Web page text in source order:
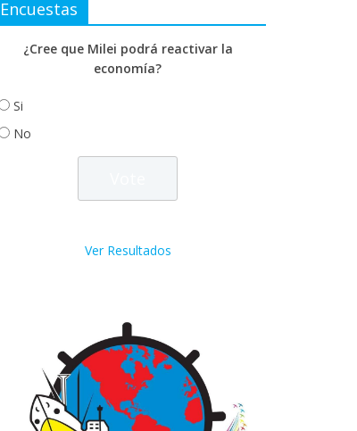
Encuestas
¿Cree que Milei podrá reactivar la
economía?
Si
No
Ver Resultados